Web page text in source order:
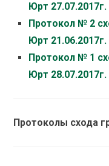
Юрт 27.07.2017г.
Протокол № 2
Юрт 21.06.2017г.
Протокол № 1
Юрт 28.07.2017г.
Протоколы схода